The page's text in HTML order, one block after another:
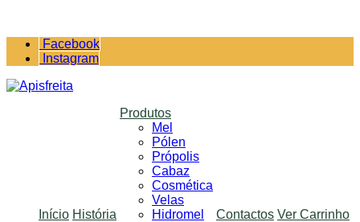
Facebook
Instagram
Início História
Produtos
Mel
Pólen
Própolis
Cabaz
Cosmética
Velas
Hidromel
Contactos Ver Carrinho